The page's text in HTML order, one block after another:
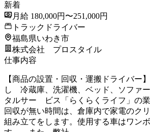
新着
月給 180,000円〜251,000円
トラックドライバー
福島県いわき市
株式会社 プロスタイル
仕事内容
【商品の設置・回収・運搬ドライバ
し 冷蔵庫、洗濯機、ベッド、ソファ
タルサー ビス「らくらくライフ」の
回収が無い時間は、倉庫内で家電のク
組み立てをします。使用する車はワン